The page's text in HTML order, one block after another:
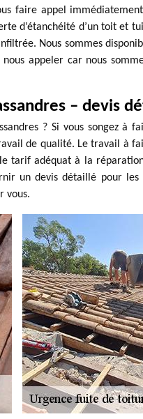
faire appel
d’étanchéité d’un toit et
Nous sommes
appeler car nous
– devis
? Si vous songez
de qualité. Le travail à
tarif adéquat à la
un devis détaillé pour
vous.